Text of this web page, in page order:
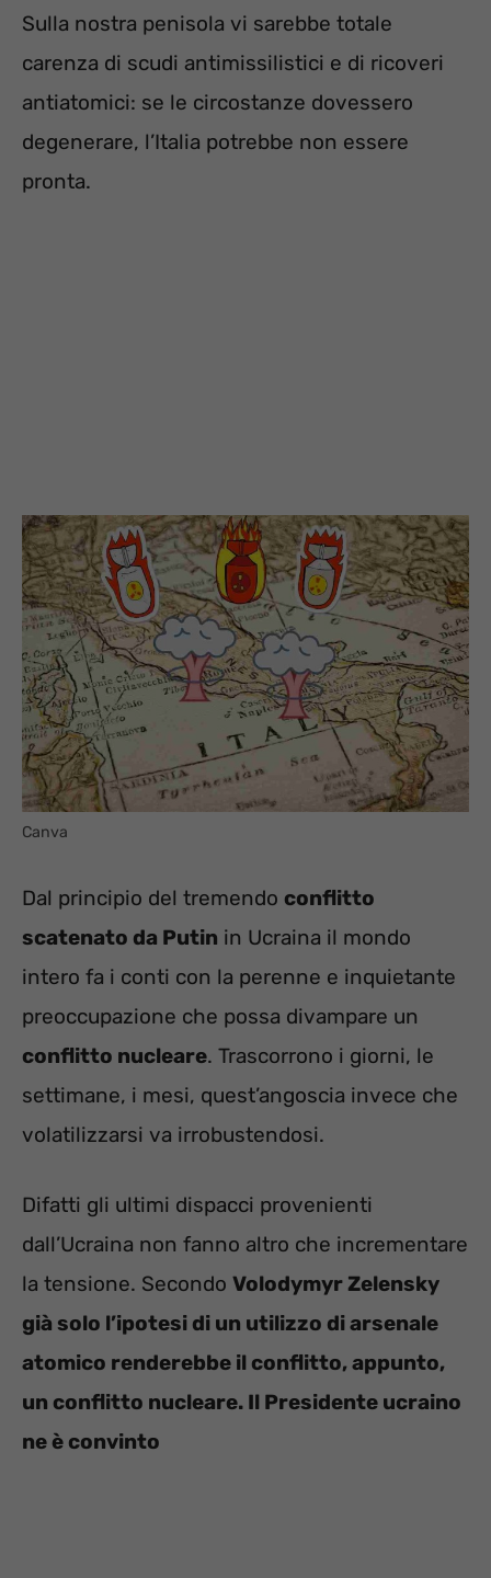
Sulla nostra penisola vi sarebbe totale
carenza di scudi antimissilistici e di ricoveri
antiatomici: se le circostanze dovessero
degenerare, l’Italia potrebbe non essere
pronta.
Canva
Dal principio del tremendo conflitto
scatenato da Putin in Ucraina il mondo
intero fa i conti con la perenne e inquietante
preoccupazione che possa divampare un
conflitto nucleare. Trascorrono i giorni, le
settimane, i mesi, quest’angoscia invece che
volatilizzarsi va irrobustendosi.
Difatti gli ultimi dispacci provenienti
dall’Ucraina non fanno altro che incrementare
la tensione. Secondo Volodymyr Zelensky
già solo l’ipotesi di un utilizzo di arsenale
atomico renderebbe il conflitto, appunto,
un conflitto nucleare. Il Presidente ucraino
ne è convinto